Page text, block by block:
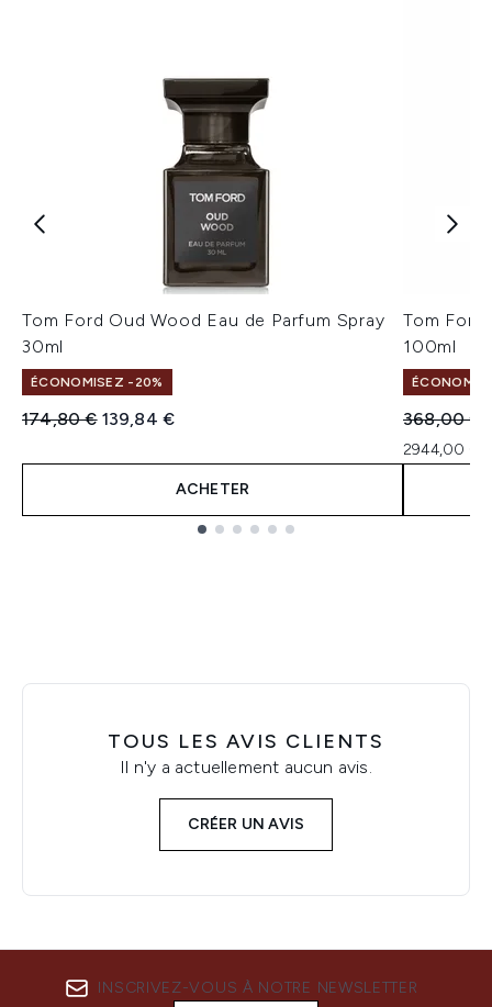
Tom Ford Oud Wood Eau de Parfum Spray
30ml
ÉCONOMISEZ -20%
Prix de vente :
174,80 € Prix ​​actuel :
139,84 €
ACHETER
Tom Ford
100ml
Prix de
368,00 €
2944,00 €
TOUS LES AVIS CLIENTS
Il n'y a actuellement aucun avis.
CRÉER UN AVIS
INSCRIVEZ-VOUS À NOTRE NEWSLETTER